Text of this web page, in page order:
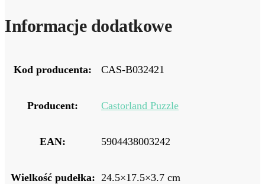
Informacje dodatkowe
Kod producenta: CAS-B032421
Producent: Castorland Puzzle
EAN: 5904438003242
Wielkość pudełka: 24.5×17.5×3.7 cm